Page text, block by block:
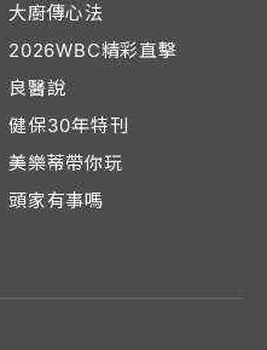
大廚傳心法
2026WBC精彩直擊
良醫說
健保30年特刊
美樂蒂帶你玩
頭家有事嗎